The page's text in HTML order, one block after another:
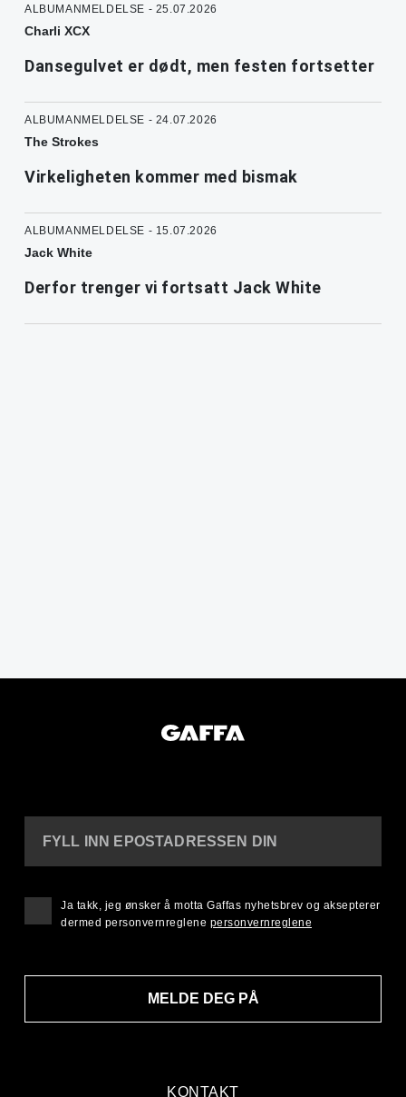
ALBUMANMELDELSE - 25.07.2026
Charli XCX
Dansegulvet er dødt, men festen fortsetter
ALBUMANMELDELSE - 24.07.2026
The Strokes
Virkeligheten kommer med bismak
ALBUMANMELDELSE - 15.07.2026
Jack White
Derfor trenger vi fortsatt Jack White
KONTAKT
FYLL INN EPOSTADRESSEN DIN
MELDE DEG PÅ
Ja takk, jeg ønsker å motta Gaffas nyhetsbrev og aksepterer
dermed personvernreglene personvernreglene